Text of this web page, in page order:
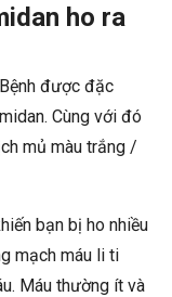
ho ra
được đặc
Cùng với đó
mủ màu trắng /
bạn bị ho nhiều
mạch máu li ti
Máu thường ít và